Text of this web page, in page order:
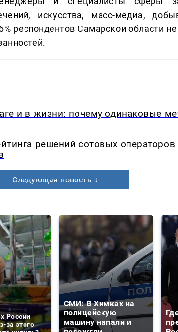
искусства, масс-медиа,
респондентов Самарской области
и в жизни: почему одинаковые
решений сотовых
Следующая новость ↓
России
за этого
СМИ: В Химках на
полицейскую
машину напали и